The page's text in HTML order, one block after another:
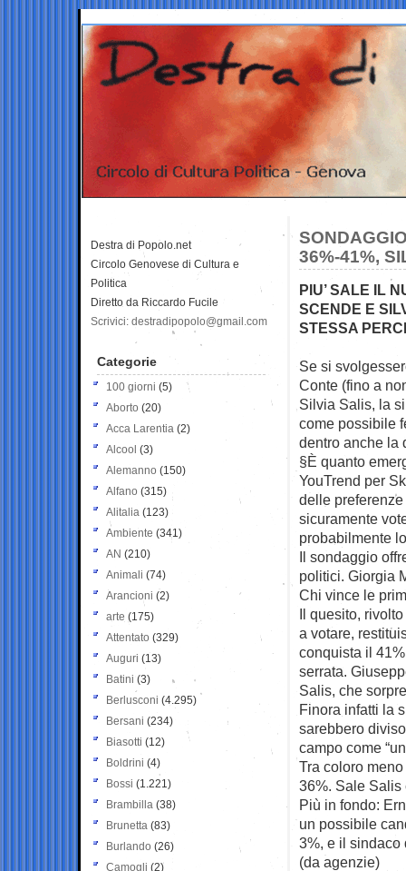
36%-41%,
PIU’ SALE IL
SCENDE E
STESSA
Se si
Conte (fino a
Silvia Salis, la
come possibile
dentro anche la
§È quanto
YouTrend per
delle
sicuramente
probabilmente
Il sondaggio
politici. Giorgia
Chi vince le
Il quesito,
a votare,
conquista il
serrata.
Salis, che
Finora infatti la
sarebbero
campo come
Tra coloro
36%. Sale Salis
Più in fondo:
un possibile
3%, e il sindaco
(da agenzie)
Destra di Popolo.net
Circolo Genovese di Cultura e
Politica
Diretto da Riccardo Fucile
Scrivici: destradipopolo@gmail.com
Categorie
100 giorni (5)
Aborto (20)
Acca Larentia (2)
Alcool (3)
Alemanno (150)
Alfano (315)
Alitalia (123)
Ambiente (341)
AN (210)
Animali (74)
Arancioni (2)
arte (175)
Attentato (329)
Auguri (13)
Batini (3)
Berlusconi (4.295)
Bersani (234)
Biasotti (12)
Boldrini (4)
Bossi (1.221)
Brambilla (38)
Brunetta (83)
Burlando (26)
Camogli (2)